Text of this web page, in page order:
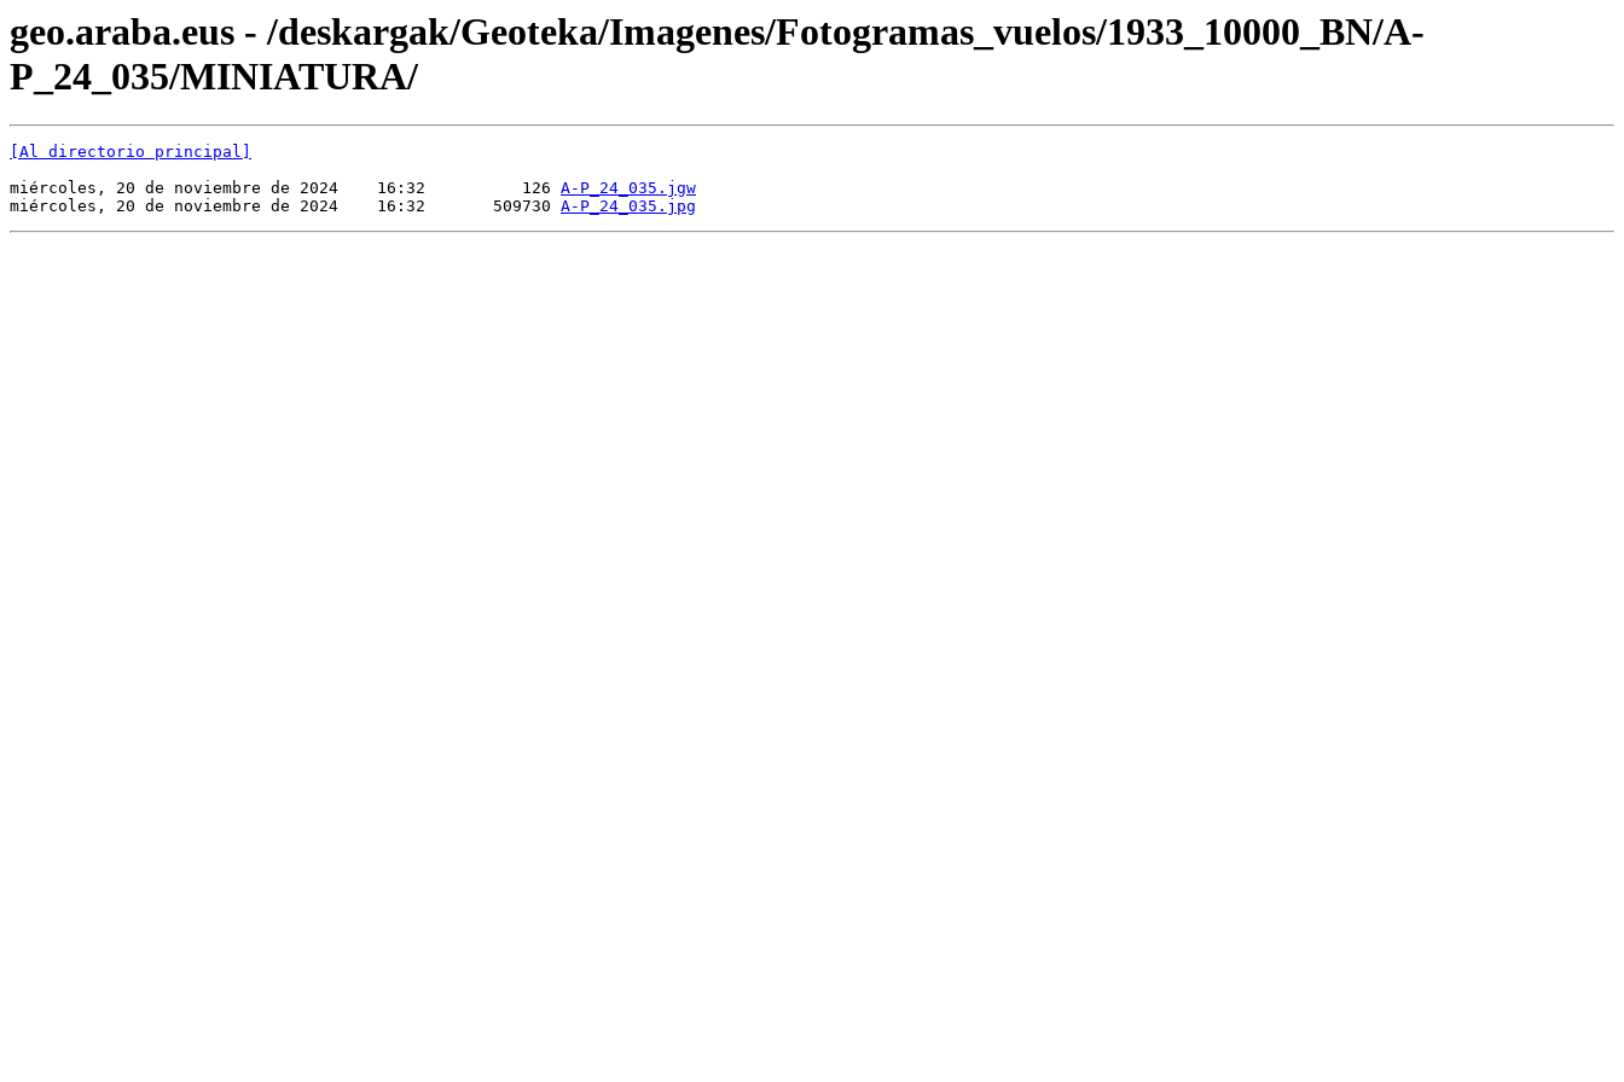
geo.araba.eus - /deskargak/Geoteka/Imagenes/Fotogramas_vuelos/1933_10000_BN/A-
P_24_035/MINIATURA/
[Al directorio principal]
miércoles, 20 de noviembre de 2024    16:32          126 A-P_24_035.jgw
miércoles, 20 de noviembre de 2024    16:32       509730 A-P_24_035.jpg